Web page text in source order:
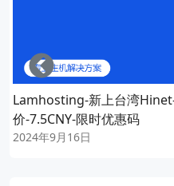
Lamhosting-新上台湾
价-7.5CNY-限时优惠码
2024年9月16日
Left